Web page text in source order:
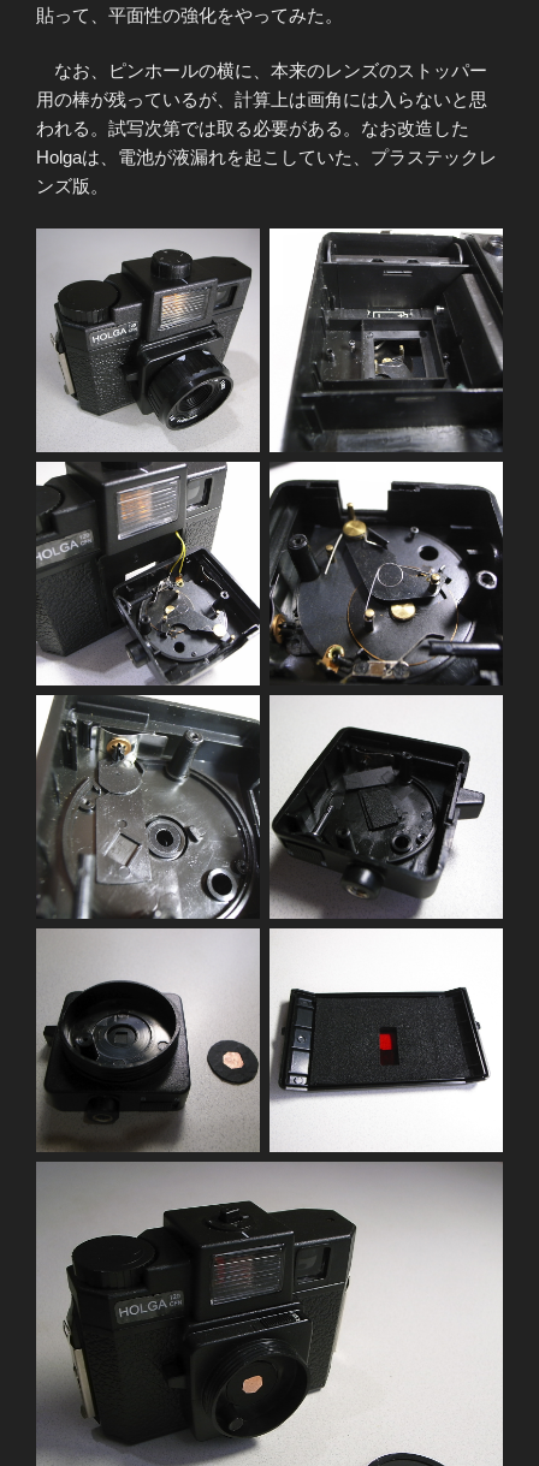
貼って、平面性の強化をやってみた。
なお、ピンホールの横に、本来のレンズのストッパー
用の棒が残っているが、計算上は画角には入らないと思
われる。試写次第では取る必要がある。なお改造した
Holgaは、電池が液漏れを起こしていた、プラステックレ
ンズ版。